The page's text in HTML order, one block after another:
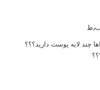
چند لایه پوست دارید؟؟؟